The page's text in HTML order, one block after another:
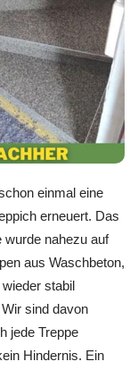
einmal eine
erneuert. Das
wurde nahezu auf
aus Waschbeton,
stabil
sind davon
jede Treppe
Hindernis. Ein